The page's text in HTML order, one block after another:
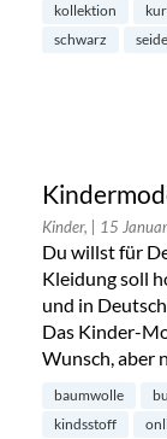
kollektion
schwarz
seide
Kinder, | 15
Du willst für
Kleidung soll
und in
Das Kinder-
Wunsch, aber
baumwolle
kindsstoff